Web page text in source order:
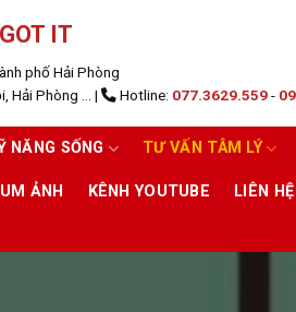
IT
phố Hải Phòng
Hải Phòng ... | Hotline: 077.3629.559-
NĂNG SỐNG TƯ VẤN TÂM LÝ
ẢNH KÊNH YOUTUBE LIÊN HỆ